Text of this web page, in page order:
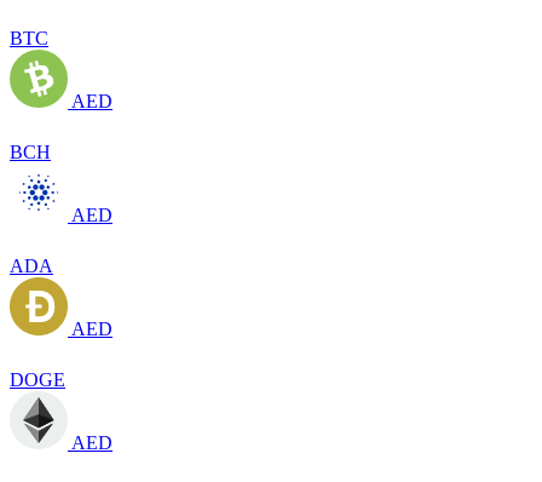
BTC
AED
BCH
AED
ADA
AED
DOGE
AED